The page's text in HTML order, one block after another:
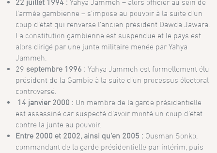
22 juillet 1994 :Yahya Jammeh – alors officier au sein de
l’armée gambienne – s’impose au pouvoir à la suite d’un
coup d’état qui renverse l’ancien président Dawda Jawara.
La constitution gambienne est suspendue et le pays est
alors dirigé par une junte militaire menée par Yahya
Jammeh.
29 septembre 1996 :Yahya Jammeh est formellement élu
président de la Gambie à la suite d’un processus électoral
controversé.
14 janvier 2000 : Un membre de la garde présidentielle
est assassiné car suspecté d’avoir monté un coup d’état
contre la junte au pouvoir.
Entre 2000 et 2002, ainsi qu’en 2005 : Ousman Sonko,
commandant de la garde présidentielle par intérim, puis